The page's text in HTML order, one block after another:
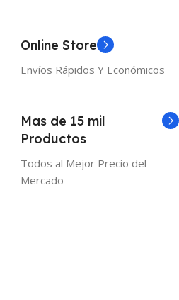
Online Store
Envíos Rápidos Y Económicos
Mas de 15 mil
Productos
Todos al Mejor Precio del
Mercado